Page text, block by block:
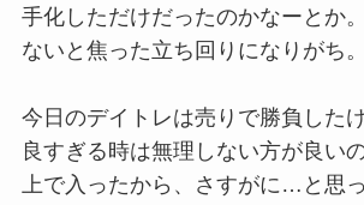
手化しただけだったのかなーとか
ないと焦った立ち回りになりがち。
今日のデイトレは売りで勝負した
良すぎる時は無理しない方が良い
上で入ったから、さすがに…と思